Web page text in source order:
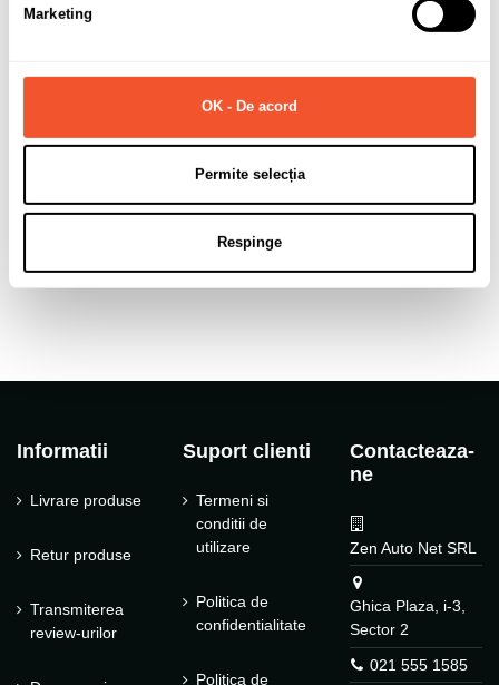
Marketing
OK - De acord
Permite selecția
Respinge
Latime janta
PCD (prezoane + distanta) 5x114.3
ET (offset) 51
Tip produs Jante auto
Informatii
Livrare produse
Retur produse
Transmiterea
review-urilor
Suport clienti
Termeni si
conditii de
utilizare
Politica de
confidentialitate
Politica de
Contacteaza-
ne
Zen Auto Net SRL
Ghica Plaza, i-3,
Sector 2
021 555 1585